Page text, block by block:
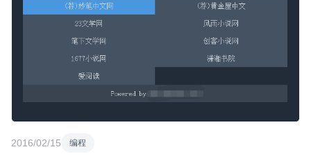
2016/02/15 编程